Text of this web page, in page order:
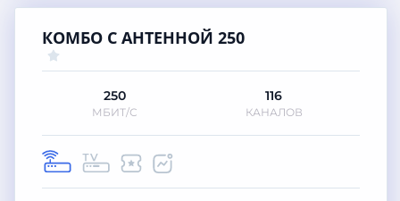
КОМБО С АНТЕННОЙ 250
250
МБИТ/С
116
КАНАЛОВ